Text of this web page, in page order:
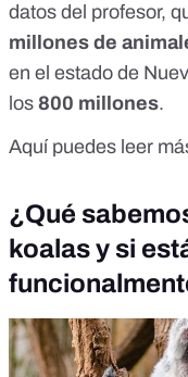
datos del profesor,
millones de
en el estado de
los 800 millones.
Aquí puedes leer
¿Qué
koalas y si